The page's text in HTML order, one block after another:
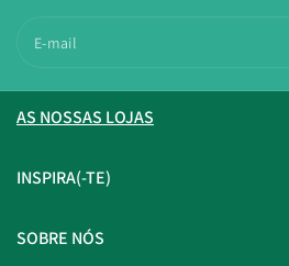
E-mail
AS NOSSAS LOJAS
INSPIRA(-TE)
SOBRE NÓS